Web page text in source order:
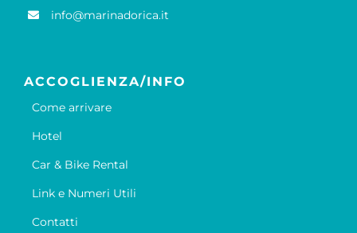
info@marinadorica.it
ACCOGLIENZA/INFO
Come arrivare
Hotel
Car & Bike Rental
Link e Numeri Utili
Contatti